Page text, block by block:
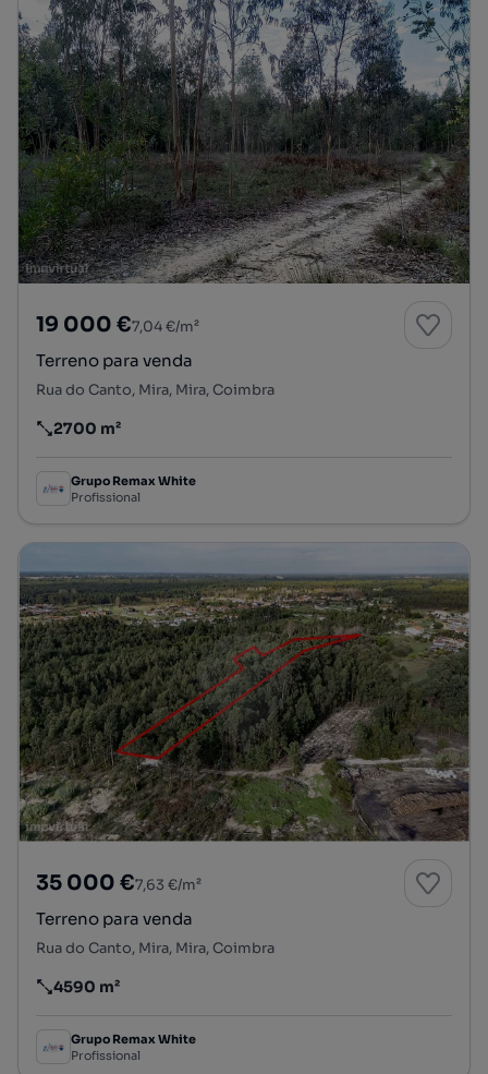
19 000 €7,04 €/m²
Terreno para venda
Rua do Canto, Mira, Mira, Coimbra
Preço por metro quadrado
2700 m²
Grupo Remax White
Profissional
35 000 €7,63 €/m²
Terreno para venda
Rua do Canto, Mira, Mira, Coimbra
Preço por metro quadrado
4590 m²
Grupo Remax White
Profissional